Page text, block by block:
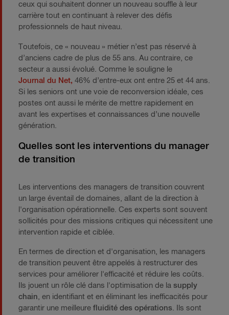
ceux qui souhaitent donner un nouveau souffle à leur
carrière tout en continuant à relever des défis
professionnels de haut niveau.
Toutefois, ce « nouveau » métier n’est pas réservé à
d’anciens cadre de plus de 55 ans. Au contraire, ce
secteur a aussi évolué. Comme le souligne le
Journal du Net, 46% d’entre-eux ont entre 25 et 44 ans.
Si les seniors ont une voie de reconversion idéale, ces
postes ont aussi le mérite de mettre rapidement en
avant les expertises et connaissances d’une nouvelle
génération.
Quelles sont les interventions du manager
de transition
Les interventions des managers de transition couvrent
un large éventail de domaines, allant de la direction à
l'organisation opérationnelle. Ces experts sont souvent
sollicités pour des missions critiques qui nécessitent une
intervention rapide et ciblée.
En termes de direction et d'organisation, les managers
de transition peuvent être appelés à restructurer des
services pour améliorer l'efficacité et réduire les coûts.
Ils jouent un rôle clé dans l'optimisation de la supply
chain, en identifiant et en éliminant les inefficacités pour
garantir une meilleure fluidité des opérations. Ils sont